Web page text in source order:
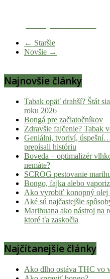
konopnej
scény,
najlepší
out,
stoner
tipy
lifestyle.
Klikni
nalaď
pohodu.
← Staršie
Novšie →
Najnovšie články
Tabak opäť drahší? Štát
roku 2026
Bongá pre začiatočníkov
Zdravšie fajčenie? Tabak
Geniálni, tvoriví,
prepísali históriu
Boveda – optimalizér
nemáte?
SCROG pestovanie
Bongo, fajka alebo
Ako vyrobiť konopný olej
Aké sú najčastejšie
Marihuana ako nástroj na
ktoré ťa zaskočia
Najčítanejšie články
Ako dlho ostáva THC vo